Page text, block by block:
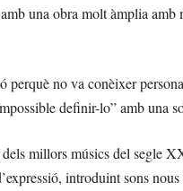
una obra molt àmplia amb
perquè no va conèixer
definir-lo” amb una
millors músics del segle
introduint sons